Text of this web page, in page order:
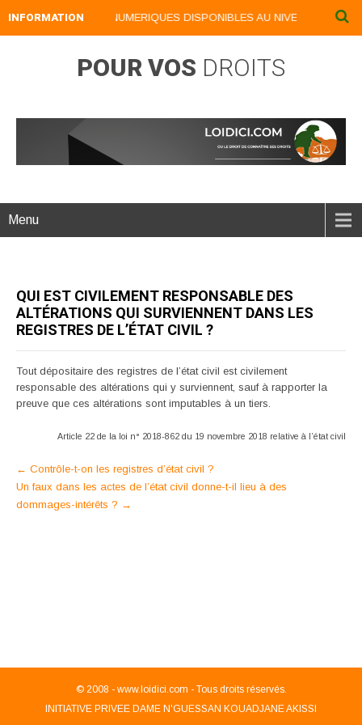
INFORMATION
NOS LIVRES NUMERIQUES DISPONIBLES AU NIVEAU DU
POUR VOS DROITS
Menu
QUI EST CIVILEMENT RESPONSABLE DES
ALTÉRATIONS QUI SURVIENNENT DANS LES
REGISTRES DE L’ÉTAT CIVIL ?
Tout dépositaire des registres de l’état civil est civilement
responsable des altérations qui y surviennent, sauf à rapporter la
preuve que ces altérations sont imputables à un tiers.
Article 22 de la loi n° 2018-862 du 19 novembre 2018 relative à l’état civil
Post
navigation
← Contrôle-t-on les registres d’état civil ?
Un faux dans les actes de l’état civil donne-t-il lieu à des
dommages-intérêts ? →
© 2008 - www.loidici.com - Tous droits réservés.
INITIATIVE PRIVEE DAME N'GUESSAN KOUADJANE AKISSI